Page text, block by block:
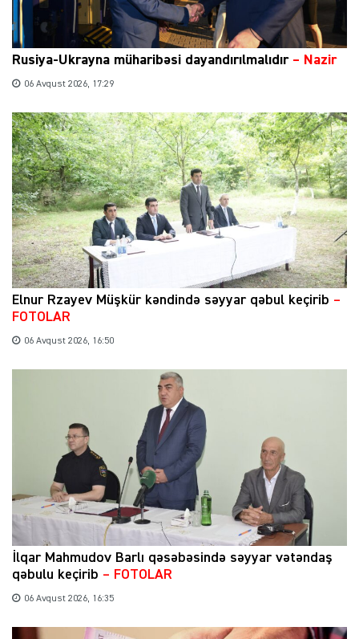
Rusiya-Ukrayna müharibəsi dayandırılmalıdır– Nazir
06 Avqust 2026, 17:29
Elnur Rzayev Müşkür kəndində səyyar qəbul keçirib –
FOTOLAR
06 Avqust 2026, 16:50
İlqar Mahmudov Barlı qəsəbəsində səyyar vətəndaş
qəbulu keçirib – FOTOLAR
06 Avqust 2026, 16:35